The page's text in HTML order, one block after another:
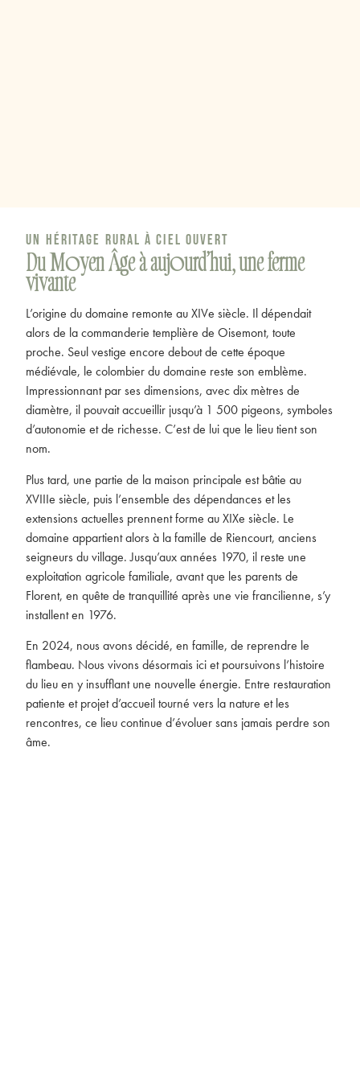
Un héritage rural à ciel ouvert
Du Moyen Âge à aujourd’hui, une ferme
vivante
L’origine du domaine remonte au XIVe siècle. Il dépendait
alors de la commanderie templière de Oisemont, toute
proche. Seul vestige encore debout de cette époque
médiévale, le colombier du domaine reste son emblème.
Impressionnant par ses dimensions, avec dix mètres de
diamètre, il pouvait accueillir jusqu’à 1 500 pigeons, symboles
d’autonomie et de richesse. C’est de lui que le lieu tient son
nom.
Plus tard, une partie de la maison principale est bâtie au
XVIIIe siècle, puis l’ensemble des dépendances et les
extensions actuelles prennent forme au XIXe siècle. Le
domaine appartient alors à la famille de Riencourt, anciens
seigneurs du village. Jusqu’aux années 1970, il reste une
exploitation agricole familiale, avant que les parents de
Florent, en quête de tranquillité après une vie francilienne, s’y
installent en 1976.
En 2024, nous avons décidé, en famille, de reprendre le
flambeau. Nous vivons désormais ici et poursuivons l’histoire
du lieu en y insufflant une nouvelle énergie. Entre restauration
patiente et projet d’accueil tourné vers la nature et les
rencontres, ce lieu continue d’évoluer sans jamais perdre son
âme.